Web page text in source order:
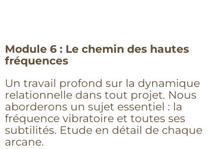
Module 6 : Le chemin des hautes
fréquences
Un travail profond sur la dynamique
relationnelle dans tout projet. Nous
aborderons un sujet essentiel : la
fréquence vibratoire et toutes ses
subtilités. Etude en détail de chaque
arcane.